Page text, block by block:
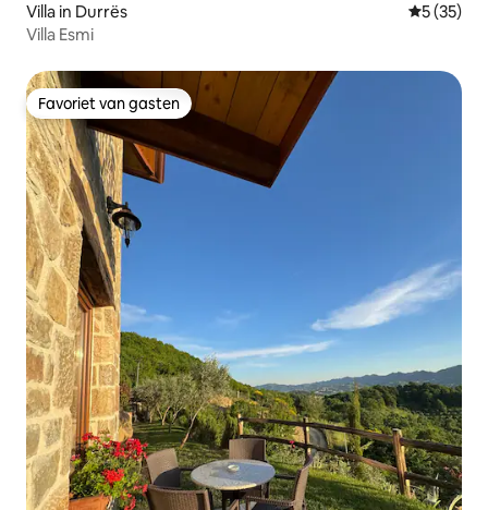
Villa in Durrës
5 (35)
Villa Esmi
Favoriet van gasten
Favoriet van gasten